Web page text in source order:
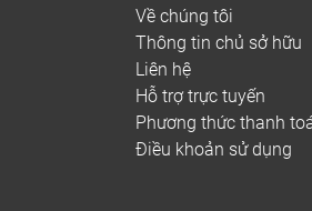
Về chúng tôi
Thông tin chủ sở hữu
Liên hệ
Hỗ trợ trực tuyến
Phương thức thanh
Điều khoản sử dụng